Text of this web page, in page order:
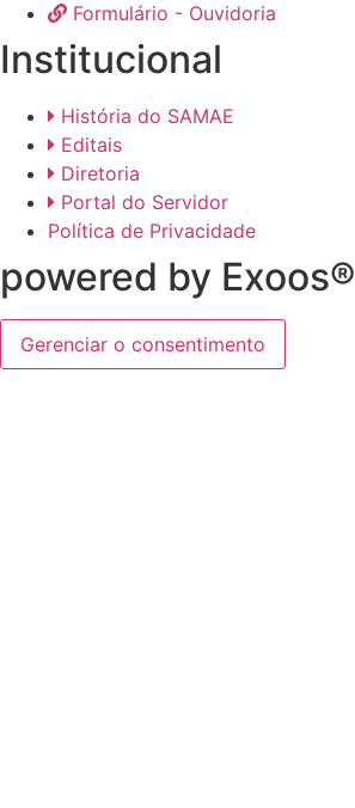
Formulário - Ouvidoria
Institucional
História do SAMAE
Editais
Diretoria
Portal do Servidor
Política de Privacidade
powered by Exoos®
Gerenciar o consentimento